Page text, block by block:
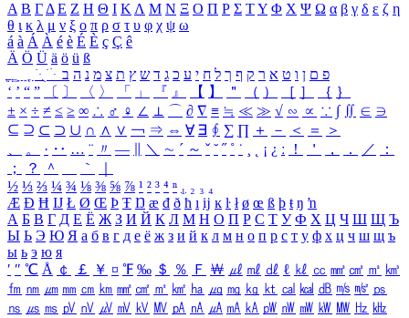
Α Β ΓΔ Ε Ζ Η Θ Ι ΚΛ Μ Ν Ξ Ο Π Ρ Σ ΤΥ Φ Χ Ψ Ω α β γ δ ε ζ η
θ ι κ λ μ ν ξ ο π ρ σ τ υ φ χ ψ ω
á à Á À é è É È ç Ç ê
Ä Ö Ü ä ö ü ß
ִֶֹ ֻּ ׁׂ פ ם ן ו ט א ר ק ף ך ל ח י ע כ ג ד ש ץ ת צ מ נ ה ב
‘ ’ “ ” 〔 〕 〈 〉 「 」 『 』 【 】 ＂ （ ） ［ ］ ｛ ｝
± × ÷ ≠ ≤ ≥ ∞ ∴ ♂ ♀ ∠ ⊥ ⌒ ∂ ∇ ≡ ≒ ≪ ≫ √ ∽ ∝ ∵ ∫ ∬ ∈ ∋
⊆ ⊇ ⊂ ⊃ ∪ ∩ ∧ ∨ ￢ ⇒ ⇔ ∀ ∃ ∮ ∑ ∏ ＋ － ＜ ＝
＞
、
。 · ‥ … ¨ 〃 ― ＼ ∼ ´ ～ ˇ ˘ ˝ ˚ ˙ ¸ ¡ ¿ ː ！ ＇ ， ． ／
：
；
？ ＾ ｀
½ ⅓ ⅔ ¼ ¾ ⅛ ⅜ ⅝ ⅞ ¹ ² ³ ⁴ ⁿ ₁ ₂ ₃ ₄
Æ Ð Ħ Ĳ Ł Ø Œ Þ Ŧ Ŋ æ đ ð ħ ı ĳ ĸ ŀ ł ø œ ß þ ŧ ŋ ŉ
А Б В Г Д Е Ё Ж З И Й К Л М Н О П Р С Т У Ф Х Ц Ч Ш Щ Ъ
Ы Ь Э Ю Я а б в г д е ё ж з и й к л м н о п р с т у ф х ц ч ш щ ъ
ы ь э ю я
′ ″ ℃ Å ￠ ￡ ￥ ¤ ℉ ‰ ＄ ％ Ｆ ￦ ㎕ ㎖ ㎗ ℓ ㎘ ㏄ ㎣ ㎤ ㎥ ㎦
㎙ ㎚ ㎛ ㎜ ㎝ ㎞ ㎟ ㎠ ㎡ ㎢ ㏊ ㎍ ㎎ ㎏ ㏏ ㎈ ㎉ ㏈ ㎧ ㎨ ㎰
㎱ ㎲ ㎳ ㎴ ㎵ ㎶ ㎷ ㎸ ㎹ ㎀ ㎁ ㎂ ㎃ ㎄ ㎺ ㎻ ㎽ ㎾ ㎿ ㎐ ㎑